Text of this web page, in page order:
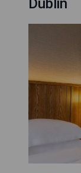
Dublin